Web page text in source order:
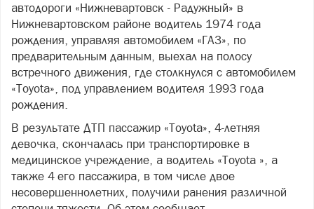
автодороги «Нижневартовск - Радужный» в
Нижневартовском районе водитель 1974 года
рождения, управляя автомобилем «ГАЗ», по
предварительным данным, выехал на полосу
встречного движения, где столкнулся с автомобилем
«Toyota», под управлением водителя 1993 года
рождения.
В результате ДТП пассажир «Toyota», 4-летняя
девочка, скончалась при транспортировке в
медицинское учреждение, а водитель «Toyota », а
также 4 его пассажира, в том числе двое
несовершеннолетних, получили ранения различной